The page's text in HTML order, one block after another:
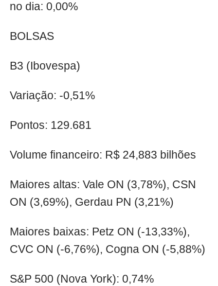
no dia: 0,00%
BOLSAS
B3 (Ibovespa)
Variação: -0,51%
Pontos: 129.681
Volume financeiro: R$ 24,883 bilhões
Maiores altas: Vale ON (3,78%), CSN
ON (3,69%), Gerdau PN (3,21%)
Maiores baixas: Petz ON (-13,33%),
CVC ON (-6,76%), Cogna ON (-5,88%)
S&P 500 (Nova York): 0,74%